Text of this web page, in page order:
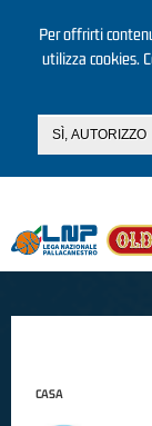
Per offrirti
utilizza cookies.
SÌ, AUTORIZZO
CASA